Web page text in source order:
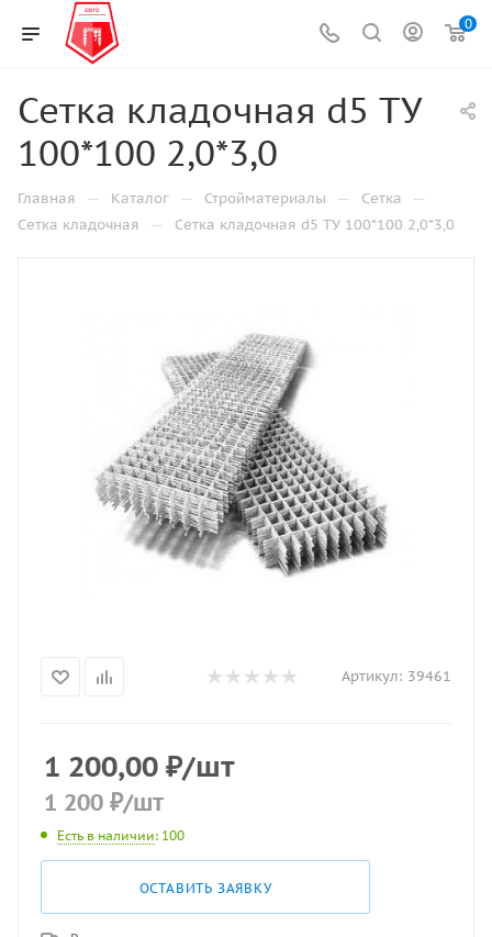
0
Сетка кладочная d5 ТУ
100*100 2,0*3,0
Главная — Каталог — Стройматериалы — Сетка —
Сетка кладочная — Сетка кладочная d5 ТУ 100*100 2,0*3,0
Артикул: 39461
1 200,00 ₽/шт
1 200 ₽/шт
Есть в наличии: 100
ОСТАВИТЬ ЗАЯВКУ